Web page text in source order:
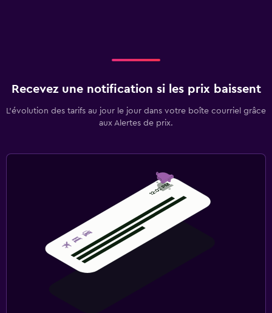
Recevez une notification si les prix baissent
L’évolution des tarifs au jour le jour dans votre boîte courriel grâce
aux Alertes de prix.